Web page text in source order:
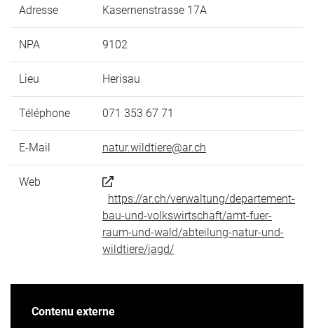
Adresse Kasernenstrasse 17A
NPA 9102
Lieu Herisau
Téléphone 071 353 67 71
E-Mail natur.wildtiere@ar.ch
Web
https://ar.ch/verwaltung/departement-
bau-und-volkswirtschaft/amt-fuer-
raum-und-wald/abteilung-natur-und-
wildtiere/jagd/
Contenu externe